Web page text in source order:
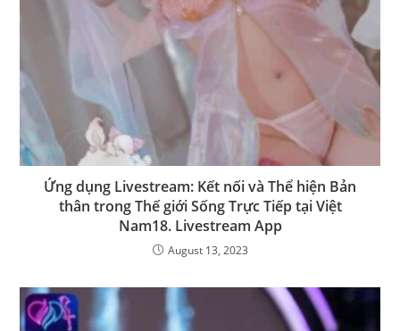
Ứng dụng Livestream: Kết nối và Thể hiện Bản
thân trong Thế giới Sống Trực Tiếp tại Việt
Nam18. Livestream App
August 13, 2023